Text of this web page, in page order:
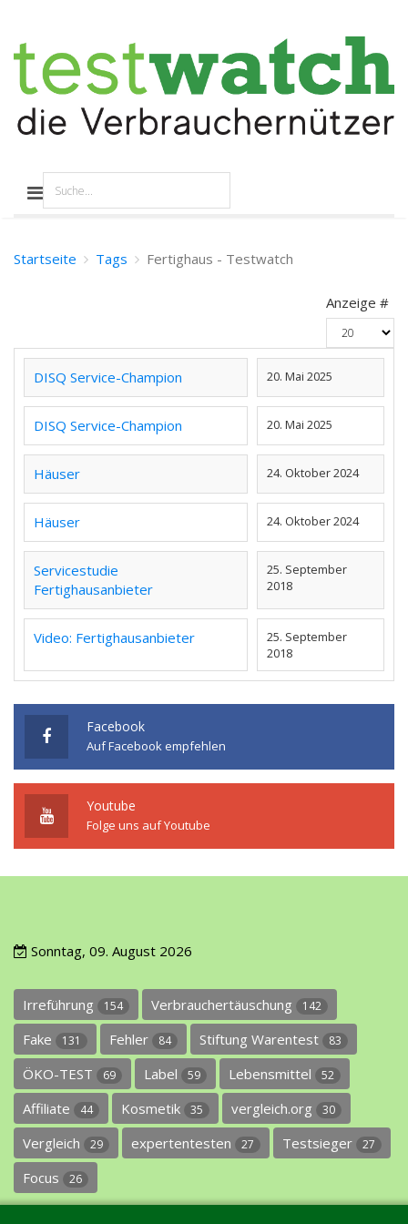
Startseite Tags Fertighaus - Testwatch
Anzeige #
DISQ Service-Champion 20. Mai 2025
DISQ Service-Champion 20. Mai 2025
Häuser 24. Oktober 2024
Häuser 24. Oktober 2024
Servicestudie
Fertighausanbieter
25. September
2018
Video: Fertighausanbieter
25. September
2018
Facebook
Auf Facebook empfehlen
Youtube
Folge uns auf Youtube
Sonntag, 09. August 2026
Irreführung 154 Verbrauchertäuschung 142
Fake 131 Fehler 84 Stiftung Warentest 83
ÖKO-TEST 69 Label 59 Lebensmittel 52
Affiliate 44 Kosmetik 35 vergleich.org 30
Vergleich 29 expertentesten 27 Testsieger 27
Focus 26